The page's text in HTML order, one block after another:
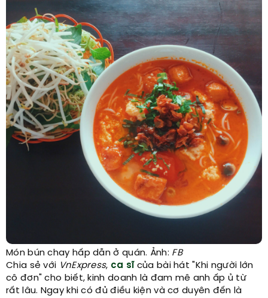
Món bún chay hấp dẫn ở quán. Ảnh: FB
Chia sẻ với VnExpress, ca sĩ của bài hát "Khi người lớn
cô đơn" cho biết, kinh doanh là đam mê anh ấp ủ từ
rất lâu. Ngay khi có đủ điều kiện và cơ duyên đến là